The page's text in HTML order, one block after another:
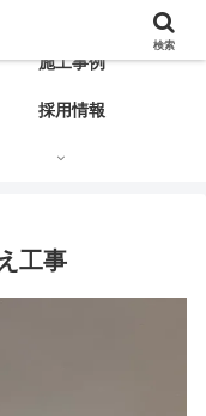
INC.
施工事例
採用情報
工事
検索